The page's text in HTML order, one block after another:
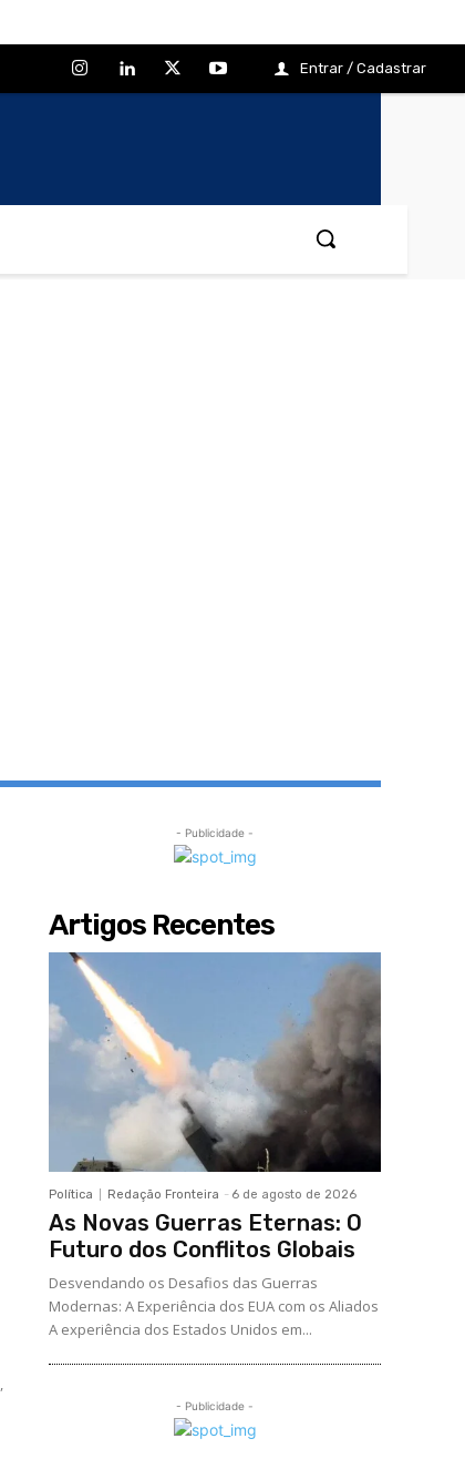
Entrar / Cadastrar
- Publicidade -
Artigos Recentes
Política Redação Fronteira - 6 de agosto de 2026
As Novas Guerras Eternas: O
Futuro dos Conflitos Globais
Desvendando os Desafios das Guerras
Modernas: A Experiência dos EUA com os Aliados
A experiência dos Estados Unidos em...
- Publicidade -